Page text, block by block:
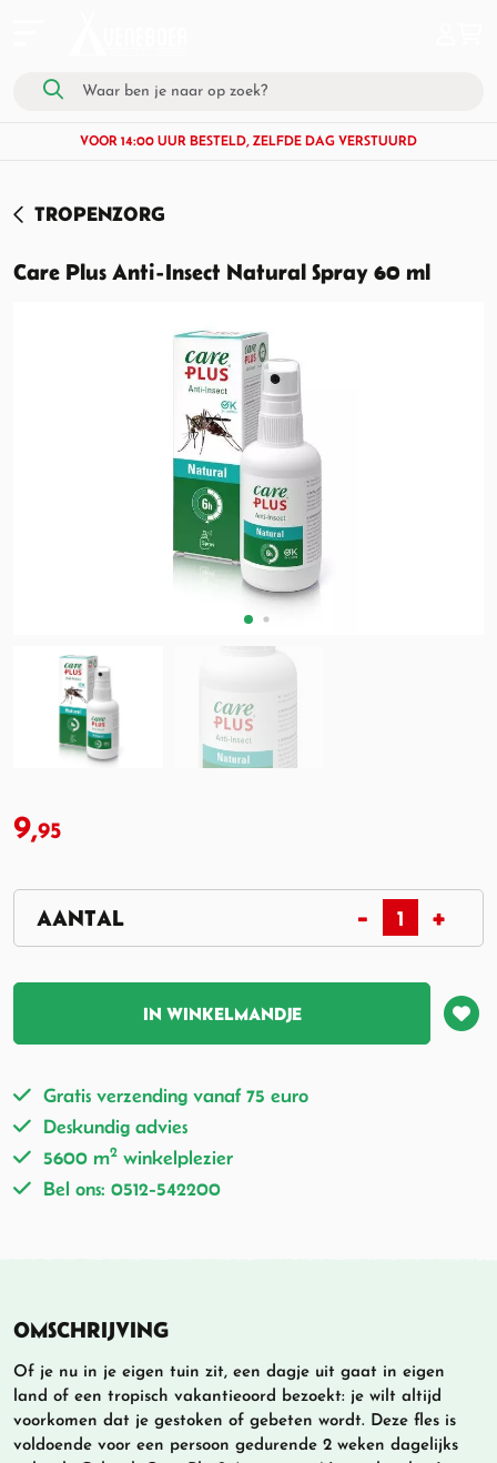
VOOR 14:00 UUR BESTELD, ZELFDE DAG VERSTUURD
TROPENZORG
Care Plus Anti-Insect Natural Spray 60 ml
9,95
IN WINKELMANDJE
Gratis verzending vanaf 75 euro
Deskundig advies
5600 m2 winkelplezier
Bel ons: 0512-542200
OMSCHRIJVING
Of je nu in je eigen tuin zit, een dagje uit gaat in eigen
land of een tropisch vakantieoord bezoekt: je wilt altijd
voorkomen dat je gestoken of gebeten wordt. Deze fles is
voldoende voor een persoon gedurende 2 weken dagelijks